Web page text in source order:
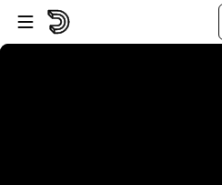
プレイヤーにスキップ
メインコンテンツにスキップ